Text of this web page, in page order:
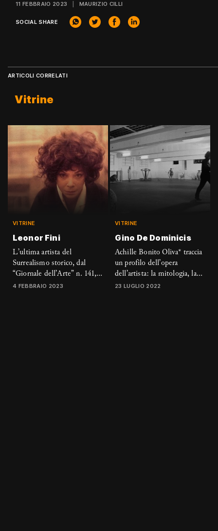
11 FEBBRAIO 2023 MAURIZIO CILLI
SOCIAL SHARE
ARTICOLI CORRELATI
Vitrine
VITRINE
Leonor Fini
L’ultima artista del
Surrealismo storico, dal
“Giornale dell’Arte” n. 141,
febbraio 1996
4 FEBBRAIO 2023
VITRINE
Gino De Dominicis
Achille Bonito Oliva* traccia
un profilo dell’opera
dell’artista: la mitologia, la
morte, l’immortalità del
23 LUGLIO 2022